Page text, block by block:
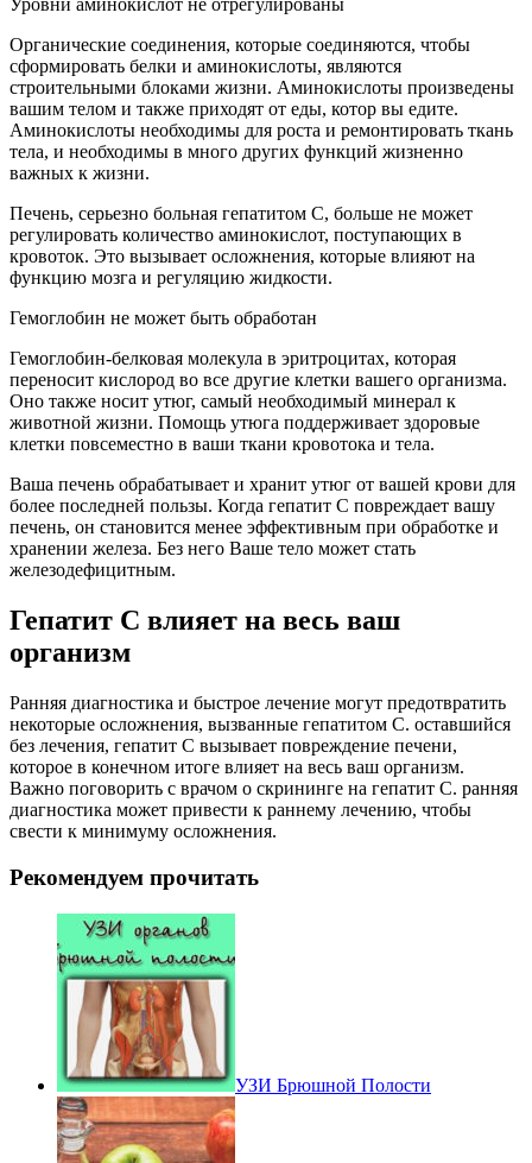
Уровни аминокислот не отрегулированы
Органические соединения, которые соединяются, чтобы
сформировать белки и аминокислоты, являются
строительными блоками жизни. Аминокислоты произведены
вашим телом и также приходят от еды, котор вы едите.
Аминокислоты необходимы для роста и ремонтировать ткань
тела, и необходимы в много других функций жизненно
важных к жизни.
Печень, серьезно больная гепатитом С, больше не может
регулировать количество аминокислот, поступающих в
кровоток. Это вызывает осложнения, которые влияют на
функцию мозга и регуляцию жидкости.
Гемоглобин не может быть обработан
Гемоглобин-белковая молекула в эритроцитах, которая
переносит кислород во все другие клетки вашего организма.
Оно также носит утюг, самый необходимый минерал к
животной жизни. Помощь утюга поддерживает здоровые
клетки повсеместно в ваши ткани кровотока и тела.
Ваша печень обрабатывает и хранит утюг от вашей крови для
более последней пользы. Когда гепатит С повреждает вашу
печень, он становится менее эффективным при обработке и
хранении железа. Без него Ваше тело может стать
железодефицитным.
Гепатит С влияет на весь ваш
организм
Ранняя диагностика и быстрое лечение могут предотвратить
некоторые осложнения, вызванные гепатитом C. оставшийся
без лечения, гепатит С вызывает повреждение печени,
которое в конечном итоге влияет на весь ваш организм.
Важно поговорить с врачом о скрининге на гепатит С. ранняя
диагностика может привести к раннему лечению, чтобы
свести к минимуму осложнения.
Рекомендуем прочитать
УЗИ Брюшной Полости